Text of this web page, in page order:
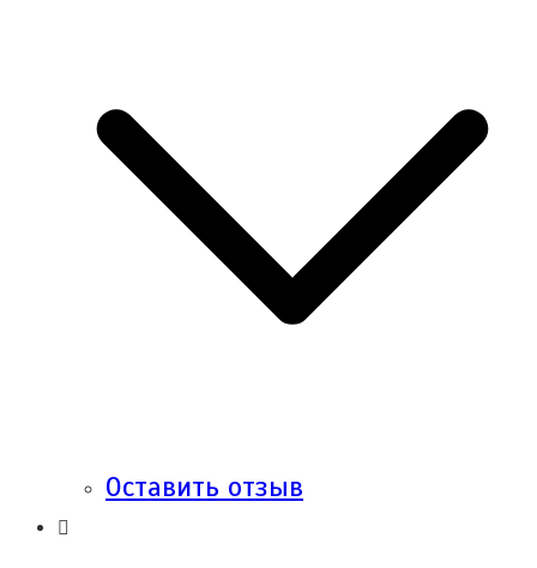
Оставить отзыв